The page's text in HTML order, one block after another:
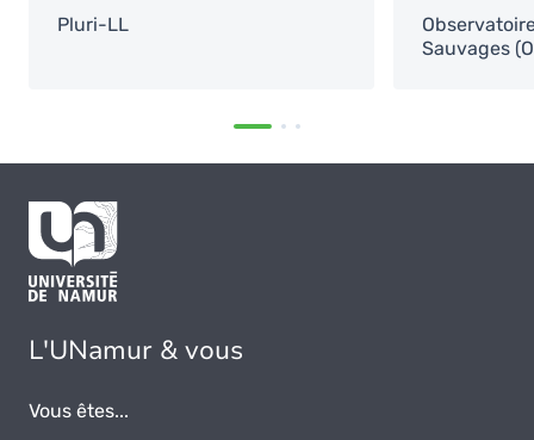
Pluri-LL
Sauvages
L'UNamur & vous
Vous êtes...